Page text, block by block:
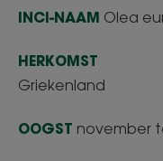
INCI-NAAM Olea
HERKOMST
Griekenland
OOGST november